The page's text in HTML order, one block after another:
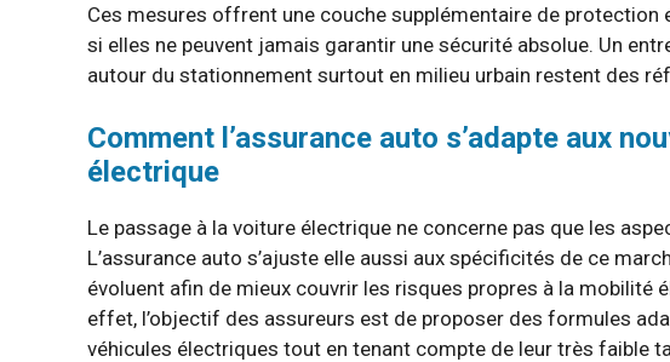
Ces mesures offrent une couche supplémentaire de
si elles ne peuvent jamais garantir une sécurité absolue. Un
autour du stationnement surtout en milieu urbain restent des
Comment l’assurance auto s’adapte aux
électrique
Le passage à la voiture électrique ne concerne pas que les
L’assurance auto s’ajuste elle aussi aux spécificités de ce
évoluent afin de mieux couvrir les risques propres à la mobilité
effet, l’objectif des assureurs est de proposer des formules
véhicules électriques tout en tenant compte de leur très faible